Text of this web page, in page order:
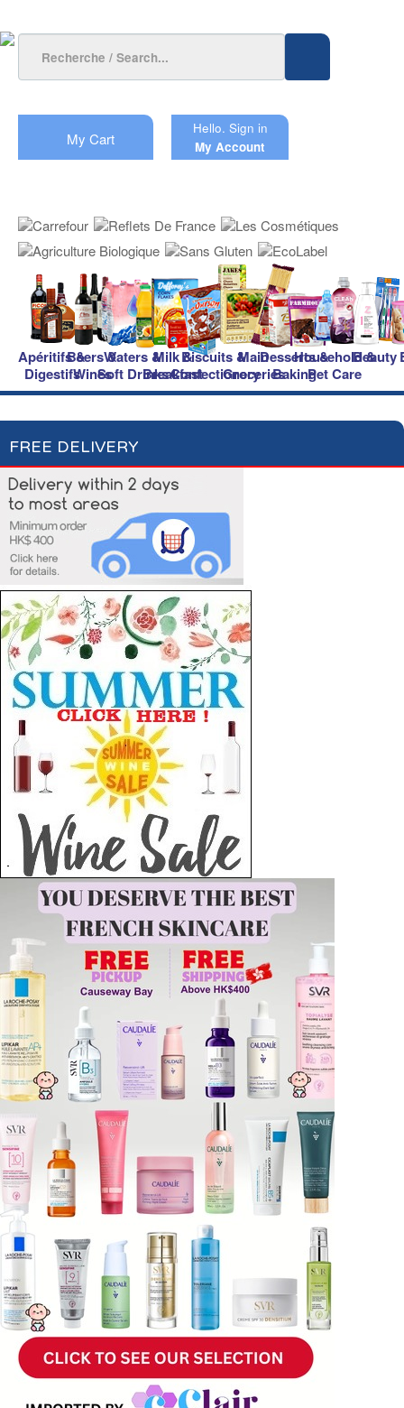
My Cart
Hello. Sign in
My Account
Apéritifs &
Digestifs
Beers &
Wines
Waters &
Soft Drinks
Milk &
Breakfast
Biscuits &
Confectionery
Main
Groceries
Desserts &
Baking
Household &
Pet Care
Beauty
FREE DELIVERY